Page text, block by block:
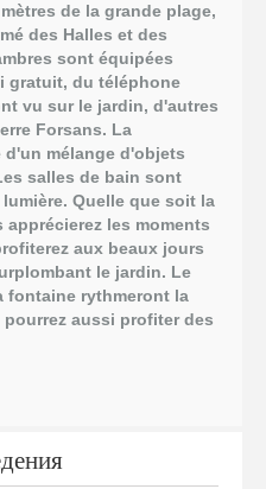
de la grande plage,
des Halles et des
sont équipées
gratuit, du téléphone
vu sur le jardin, d'autres
Forsans. La
mélange d'objets
salles de bain sont
Quelle que soit la
les moments
aux beaux jours
le jardin. Le
fontaine rythmeront la
pourrez aussi profiter des